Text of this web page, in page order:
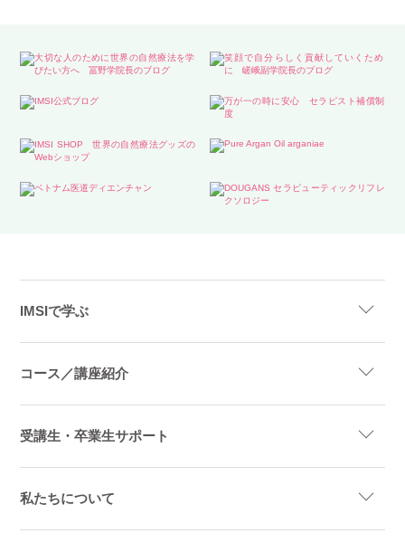
IMSIで学ぶ
コース／講座紹介
受講生・卒業生サポート
私たちについて